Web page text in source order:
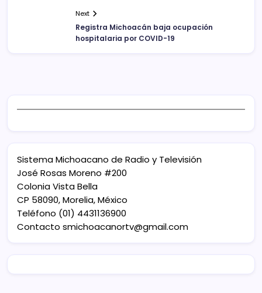
Next
Registra Michoacán baja ocupación
hospitalaria por COVID-19
Sistema Michoacano de Radio y Televisión
José Rosas Moreno #200
Colonia Vista Bella
CP 58090, Morelia, México
Teléfono (01) 4431136900
Contacto smichoacanortv@gmail.com